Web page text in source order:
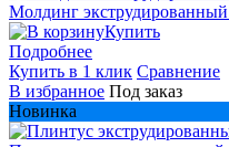
Молдинг
Купить
Подробнее
Купить в 1 клик Сравнение
В избранное Под заказ
Новинка